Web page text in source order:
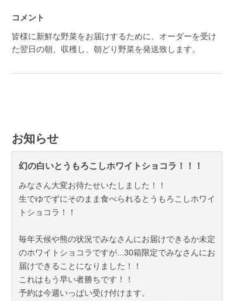
コメント
皆様に新鮮な野菜をお届けするために、オーダーを受け
た翌日の朝、収穫し、朝どり野菜を発送致します。
お知らせ
幻の白いとうもろこしホワイトショコラ！！！
みなさん大変お待たせいたしました！！
生でゆでずにそのまま食べられるとうもろこしホワイ
トショコラ！！
毎年天候や熊の状況でみなさんにお届けできるか未定
のホワイトショコラですが...30箱限定でみなさんにお
届けできることになりました！！
これはもう早い者勝ちです！！
予約は今週いっぱい受け付けます。